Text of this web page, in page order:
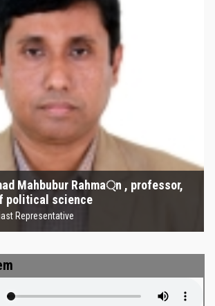
Mahbubur Rahma্‌n , professor,
political science
Representative
Mohammad Mahbubur
, professor, Department
of political science
Enthusiast Representative